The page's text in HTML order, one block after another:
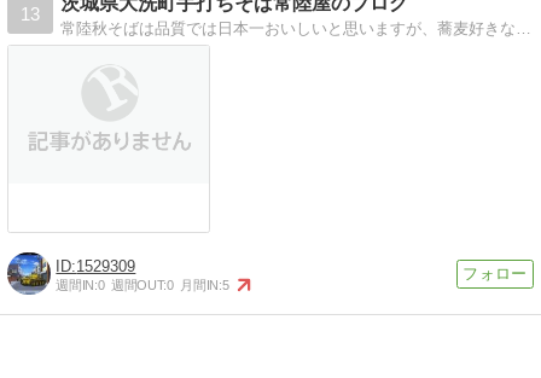
13
常陸秋そばは品質では日本一おいしいと思いますが、蕎麦好きな方にとってはどうでしょうか？
1529309
週間IN:0 週間OUT:0 月間IN:5